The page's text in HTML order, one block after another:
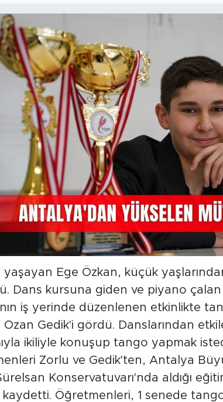
yaşayan Ege Özkan, küçük
Dans kursuna giden ve piyano
iş yerinde düzenlenen etkinlikte
Ozan Gedik'i gördü. Danslarından
ikiliyle konuşup tango yapmak
Zorlu ve Gedik'ten, Antalya
Konservatuvarı'nda aldığı
kaydetti. Öğretmenleri, 1 senede